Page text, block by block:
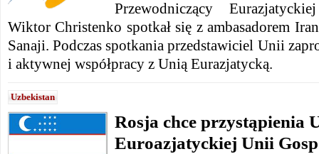
Przewodniczący
Wiktor Christenko spotkał się z ambasadorem
Sanaji. Podczas spotkania przedstawiciel Unii
i aktywnej współpracy z Unią Eurazjatycką.
Uzbekistan
Rosja chce przystąpienia
Euroazjatyckiej Unii